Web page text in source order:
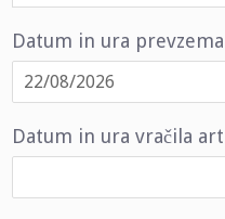
Datum in ura
Datum in ura vračila